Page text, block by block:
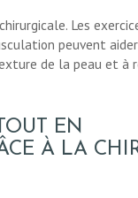
Les
peuvent
de la peau et à
EN
À LA